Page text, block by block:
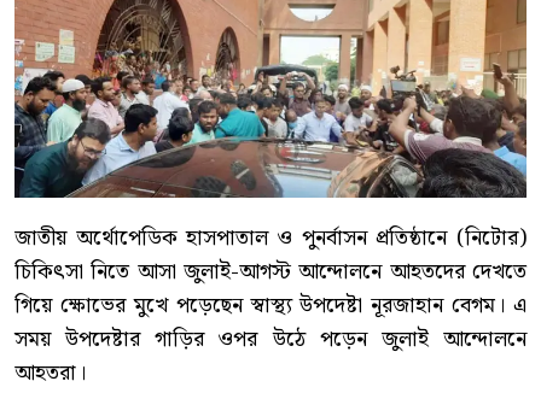
জাতীয় অর্থোপেডিক হাসপাতাল ও পুনর্বাসন প্রতিষ্ঠানে (নিটোর)
চিকিৎসা নিতে আসা জুলাই-আগস্ট আন্দোলনে আহতদের দেখতে
গিয়ে ক্ষোভের মুখে পড়েছেন স্বাস্থ্য উপদেষ্টা নূরজাহান বেগম। এ
সময় উপদেষ্টার গাড়ির ওপর উঠে পড়েন জুলাই আন্দোলনে
আহতরা।